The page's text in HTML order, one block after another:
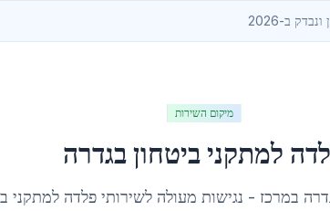
ב-2026
מיקום השירות
למתקני ביטחוןבגדרה
במרכז - נגישות מעולה לשירותי פלדה למתקני